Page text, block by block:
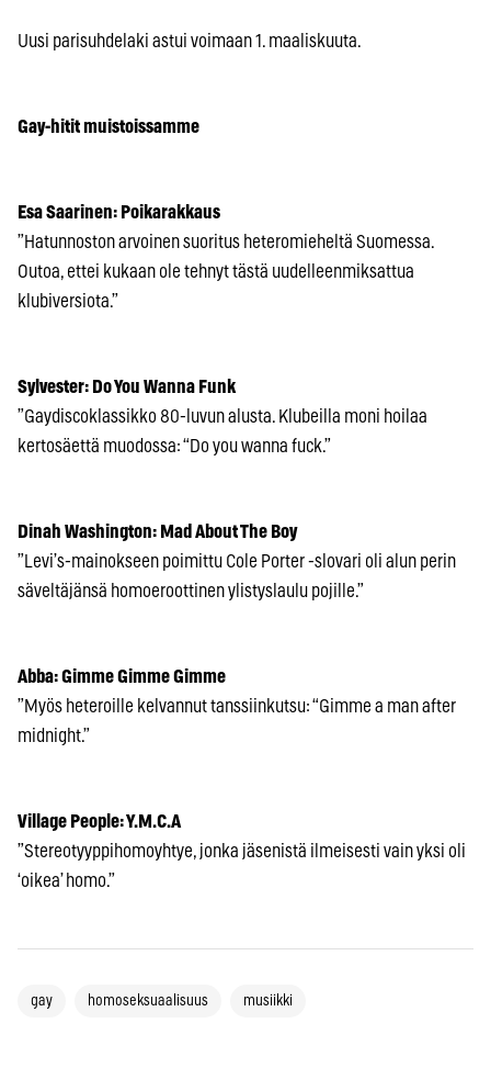
Uusi parisuhdelaki astui voimaan 1. maaliskuuta.
Gay-hitit muistoissamme
Esa Saarinen: Poikarakkaus
”Hatunnoston arvoinen suoritus heteromieheltä Suomessa.
Outoa, ettei kukaan ole tehnyt tästä uudelleenmiksattua
klubiversiota.”
Sylvester: Do You Wanna Funk
”Gaydiscoklassikko 80-luvun alusta. Klubeilla moni hoilaa
kertosäettä muodossa: “Do you wanna fuck.”
Dinah Washington: Mad About The Boy
”Levi’s-mainokseen poimittu Cole Porter -slovari oli alun perin
säveltäjänsä homoeroottinen ylistyslaulu pojille.”
Abba: Gimme Gimme Gimme
”Myös heteroille kelvannut tanssiinkutsu: “Gimme a man after
midnight.”
Village People: Y.M.C.A
”Stereotyyppihomoyhtye, jonka jäsenistä ilmeisesti vain yksi oli
‘oikea’ homo.”
gay homoseksuaalisuus musiikki